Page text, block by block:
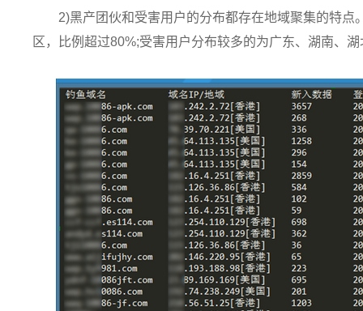
2)黑产团伙和受害用户的分布都存在地域聚集的特
区，比例超过80%;受害用户分布较多的为广东、湖南、